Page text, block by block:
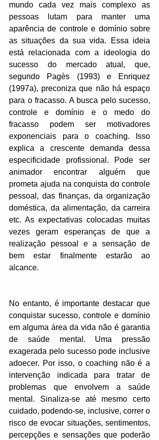
mundo cada vez mais complexo as
pessoas lutam para manter uma
aparência de controle e domínio sobre
as situações da sua vida. Essa ideia
está relacionada com a ideologia do
sucesso do mercado atual, que,
segundo Pagès (1993) e Enriquez
(1997a), preconiza que não há espaço
para o fracasso. A busca pelo sucesso,
controle e domínio e o medo do
fracasso podem ser motivadores
exponenciais para o coaching. Isso
explica a crescente demanda dessa
especificidade profissional. Pode ser
animador encontrar alguém que
prometa ajuda na conquista do controle
pessoal, das finanças, da organização
doméstica, da alimentação, da carreira
etc. As expectativas colocadas muitas
vezes geram esperanças de que a
realização pessoal e a sensação de
bem estar finalmente estarão ao
alcance.
No entanto, é importante destacar que
conquistar sucesso, controle e domínio
em alguma área da vida não é garantia
de saúde mental. Uma pressão
exagerada pelo sucesso pode inclusive
adoecer. Por isso, o coaching não é a
intervenção indicada para tratar de
problemas que envolvem a saúde
mental. Sinaliza-se até mesmo certo
cuidado, podendo-se, inclusive, correr o
risco de evocar situações, sentimentos,
percepções e sensações que poderão